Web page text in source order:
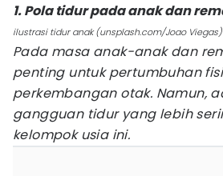
1. Pola tidur pada anak dan
ilustrasi tidur anak (unsplash.com/Joao Viegas)
Pada masa anak-anak dan
penting untuk pertumbuhan
perkembangan otak. Namun,
gangguan tidur yang lebih
kelompok usia ini.